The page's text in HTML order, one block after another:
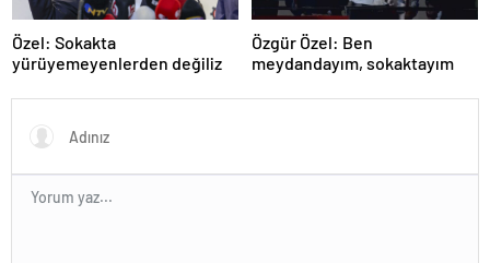
Özel: Sokakta
yürüyemeyenlerden değiliz
Özgür Özel: Ben
meydandayım, sokaktayım